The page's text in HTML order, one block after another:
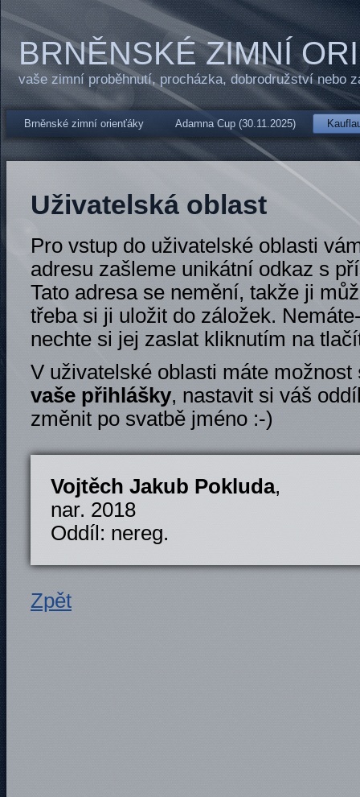
BRNĚNSKÉ ZIMNÍ
vaše zimní proběhnutí, procházka, dobrodružství nebo
Brněnské zimní orienťáky Adamna Cup (30.11.2025)
Uživatelská oblast
Pro vstup do uživatelské oblasti
adresu zašleme unikátní odkaz s
Tato adresa se nemění, takže ji
třeba si ji uložit do záložek.
nechte si jej zaslat kliknutím na
V uživatelské oblasti máte možnost
vaše přihlášky, nastavit si váš
změnit po svatbě jméno :-)
Vojtěch Jakub Pokluda,
nar. 2018
Oddíl: nereg.
Zpět